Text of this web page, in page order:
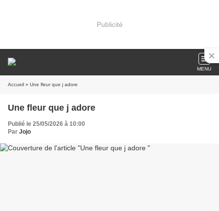
Publicité
MENU
Accueil » Une fleur que j adore
Une fleur que j adore
Publié le 25/05/2026 à 10:00
Par Jojo